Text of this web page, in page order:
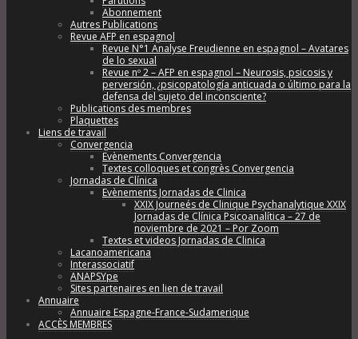
Abonnement
Autres Publications
Revue AFP en espagnol
Revue N°1 Analyse Freudienne en espagnol – Avatares
de lo sexual
Revue nº 2 – AFP en espagnol – Neurosis, psicosis y
perversión, ¿psicopatología anticuada o último para la
defensa del sujeto del inconsciente?
Publications des membres
Plaquettes
Liens de travail
Convergencia
Evènements Convergencia
Textes colloques et congrès Convergencia
Jornadas de Clínica
Evènements Jornadas de Clinica
XXIX Journeés de Clinique Psychanalytique XXIX
Jornadas de Clínica Psicoanalítica – 27 de
noviembre de 2021 – Por Zoom
Textes et videos Jornadas de Clinica
Lacanoamericana
Interassociatif
ANAPSYpe
Sites partenaires en lien de travail
Annuaire
Annuaire Espagne-France-Sudamerique
ACCÈS MEMBRES